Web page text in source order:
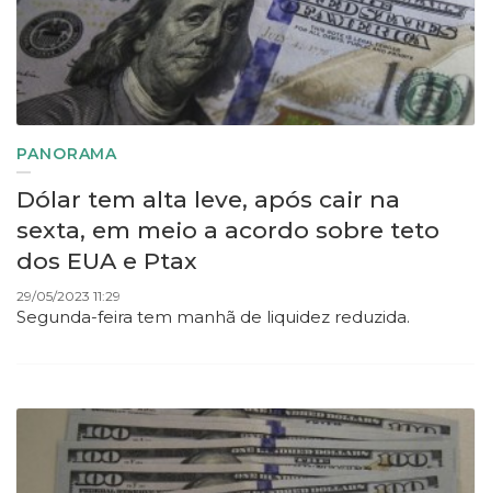
PANORAMA
Dólar tem alta leve, após cair na
sexta, em meio a acordo sobre teto
dos EUA e Ptax
29/05/2023 11:29
Segunda-feira tem manhã de liquidez reduzida.